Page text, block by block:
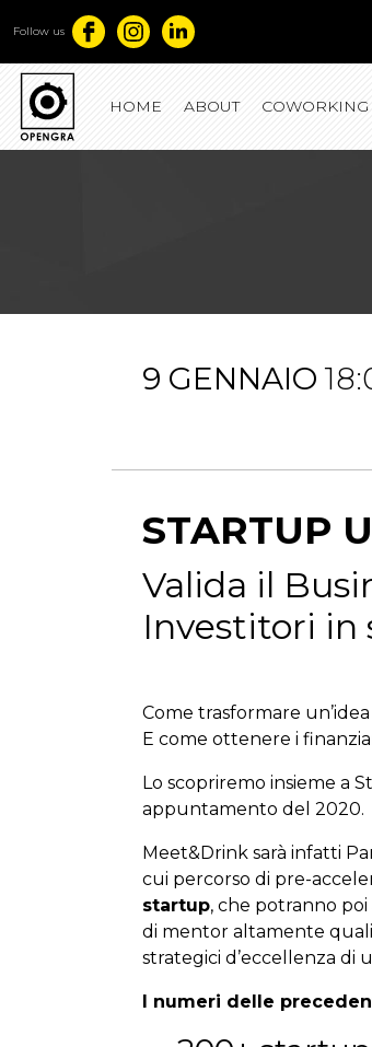
Follow us
HOME ABOUT COWORKING
9 GENNAIO
STARTUP
Valida il
Investitori in
Come trasformare
E come ottenere i
Lo scopriremo insieme a
appuntamento del 2020.
Meet&Drink sarà infatti
cui percorso di pre-
startup, che potranno
di mentor altamente
strategici d’eccellenza di
I numeri delle